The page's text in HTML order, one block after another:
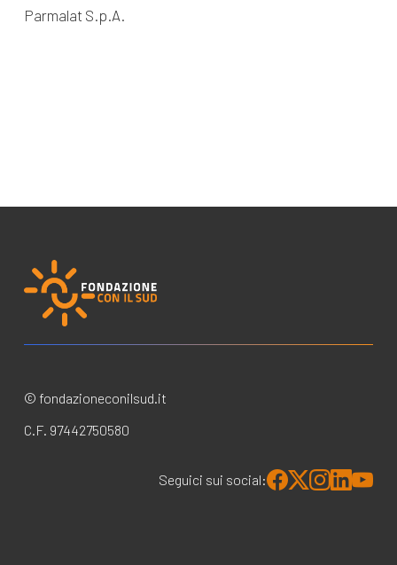
Parmalat S.p.A.
© fondazioneconilsud.it
C.F. 97442750580
Seguici sui social: